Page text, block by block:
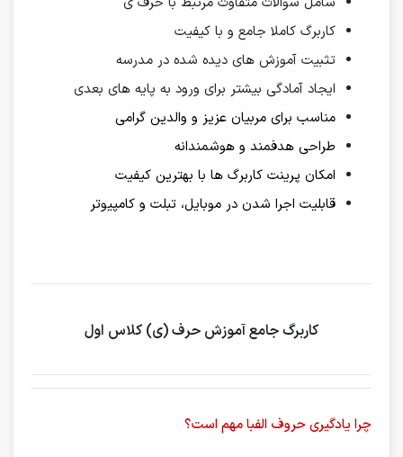
کاربرگ کاملا جامع و با کیفیت
تثبیت آموزش های دیده شده در مدرسه
ایجاد آمادگی بیشتر برای ورود به پایه های بعدی
مناسب برای مربیان عزیز و والدین گرامی
طراحی هدفمند و هوشمندانه
امکان پرینت کاربرگ ها با بهترین کیفیت
قابلیت اجرا شدن در موبایل، تبلت و کامپیوتر
کاربرگ جامع آموزش حرف (ی) کلاس اول
چرا یادگیری حروف الفبا مهم است؟